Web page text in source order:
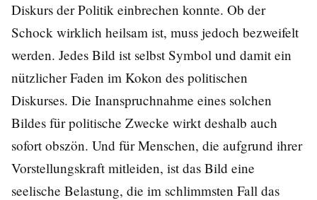
Diskurs der Politik einbrechen konnte. Ob der
Schock wirklich heilsam ist, muss jedoch bezweifelt
werden. Jedes Bild ist selbst Symbol und damit ein
nützlicher Faden im Kokon des politischen
Diskurses. Die Inanspruchnahme eines solchen
Bildes für politische Zwecke wirkt deshalb auch
sofort obszön. Und für Menschen, die aufgrund ihrer
Vorstellungskraft mitleiden, ist das Bild eine
seelische Belastung, die im schlimmsten Fall das